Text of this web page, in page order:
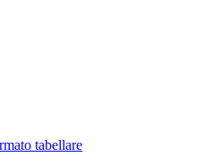
tabellare